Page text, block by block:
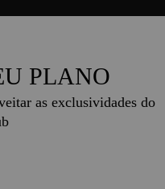
PLANO
as exclusividades do